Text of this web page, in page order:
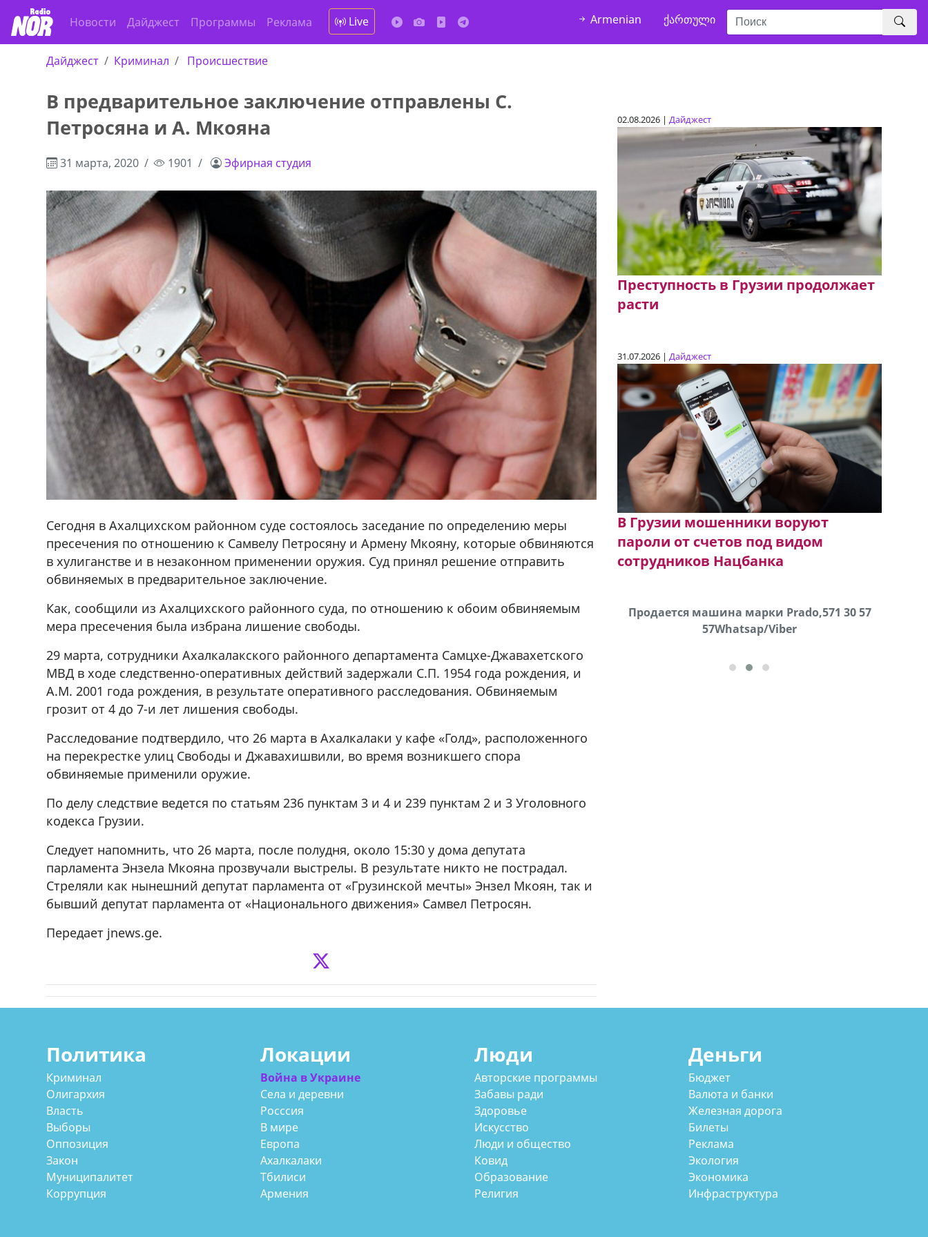
Новости Дайджест Программы Реклама Live Armenian ქართული
Дайджест Криминал Происшествие
В предварительное заключение отправлены С.
Петросяна и А. Мкояна
31 марта, 2020 1901 Эфирная студия
Сегодня в Ахалцихском районном суде состоялось заседание по определению меры
пресечения по отношению к Самвелу Петросяну и Армену Мкояну, которые обвиняются
в хулиганстве и в незаконном применении оружия. Суд принял решение отправить
обвиняемых в предварительное заключение.
Как, сообщили из Ахалцихского районного суда, по отношению к обоим обвиняемым
мера пресечения была избрана лишение свободы.
29 марта, сотрудники Ахалкалакского районного департамента Самцхе-Джавахетского
МВД в ходе следственно-оперативных действий задержали С.П. 1954 года рождения, и
А.М. 2001 года рождения, в результате оперативного расследования. Обвиняемым
грозит от 4 до 7-и лет лишения свободы.
Расследование подтвердило, что 26 марта в Ахалкалаки у кафе «Голд», расположенного
на перекрестке улиц Свободы и Джавахишвили, во время возникшего спора
обвиняемые применили оружие.
По делу следствие ведется по статьям 236 пунктам 3 и 4 и 239 пунктам 2 и 3 Уголовного
кодекса Грузии.
Следует напомнить, что 26 марта, после полудня, около 15:30 у дома депутата
парламента Энзела Мкояна прозвучали выстрелы. В результате никто не пострадал.
Стреляли как нынешний депутат парламента от «Грузинской мечты» Энзел Мкоян, так и
бывший депутат парламента от «Национального движения» Самвел Петросян.
Передает jnews.ge.
02.08.2026 | Дайджест
Преступность в Грузии продолжает
расти
31.07.2026 | Дайджест
В Грузии мошенники воруют
пароли от счетов под видом
сотрудников Нацбанка
551 08 62 В городе Ниноцминда около фастфуда Hask
cдается в аренду дом, 571 30 57
Продается машина марки Prado,571 30 57
57Whatsap/Viber
Продаются грабли под лощадь ,+995 551 08 62
72
Политика
Криминал
Олигархия
Власть
Выборы
Оппозиция
Закон
Муниципалитет
Коррупция
Локации
Война в Украине
Села и деревни
Росссия
В мире
Европа
Ахалкалаки
Тбилиси
Армения
Люди
Авторские программы
Забавы ради
Здоровье
Искусство
Люди и общество
Ковид
Образование
Религия
Деньги
Бюджет
Валюта и банки
Железная дорога
Билеты
Реклама
Экология
Экономика
Инфраструктура